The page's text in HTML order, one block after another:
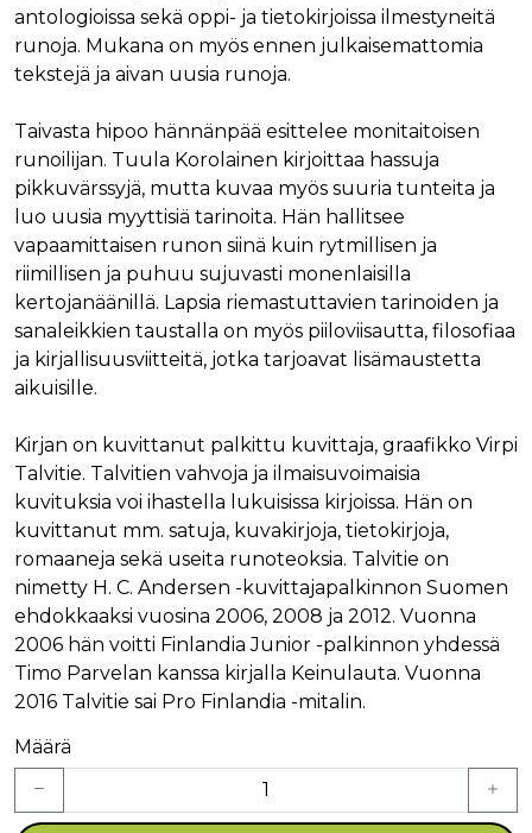
antologioissa sekä oppi- ja tietokirjoissa ilmestyneitä
runoja. Mukana on myös ennen julkaisemattomia
tekstejä ja aivan uusia runoja.
Taivasta hipoo hännänpää esittelee monitaitoisen
runoilijan. Tuula Korolainen kirjoittaa hassuja
pikkuvärssyjä, mutta kuvaa myös suuria tunteita ja
luo uusia myyttisiä tarinoita. Hän hallitsee
vapaamittaisen runon siinä kuin rytmillisen ja
riimillisen ja puhuu sujuvasti monenlaisilla
kertojanäänillä. Lapsia riemastuttavien tarinoiden ja
sanaleikkien taustalla on myös piiloviisautta, filosofiaa
ja kirjallisuusviitteitä, jotka tarjoavat lisämaustetta
aikuisille.
Kirjan on kuvittanut palkittu kuvittaja, graafikko Virpi
Talvitie. Talvitien vahvoja ja ilmaisuvoimaisia
kuvituksia voi ihastella lukuisissa kirjoissa. Hän on
kuvittanut mm. satuja, kuvakirjoja, tietokirjoja,
romaaneja sekä useita runoteoksia. Talvitie on
nimetty H. C. Andersen -kuvittajapalkinnon Suomen
ehdokkaaksi vuosina 2006, 2008 ja 2012. Vuonna
2006 hän voitti Finlandia Junior -palkinnon yhdessä
Timo Parvelan kanssa kirjalla Keinulauta. Vuonna
2016 Talvitie sai Pro Finlandia -mitalin.
Määrä